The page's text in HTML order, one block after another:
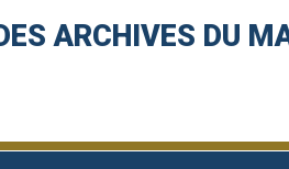
ARCHIVES DU